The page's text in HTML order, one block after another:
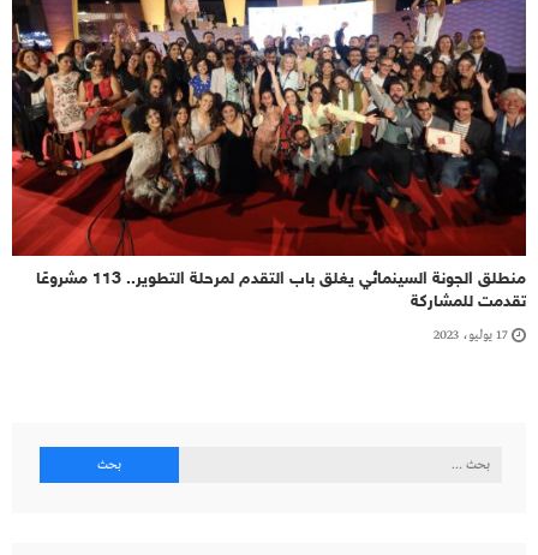
منطلق الجونة السينمائي يغلق باب التقدم لمرحلة التطوير.. 113 مشروعًا
تقدمت للمشاركة
17 يوليو، 2023
البحث